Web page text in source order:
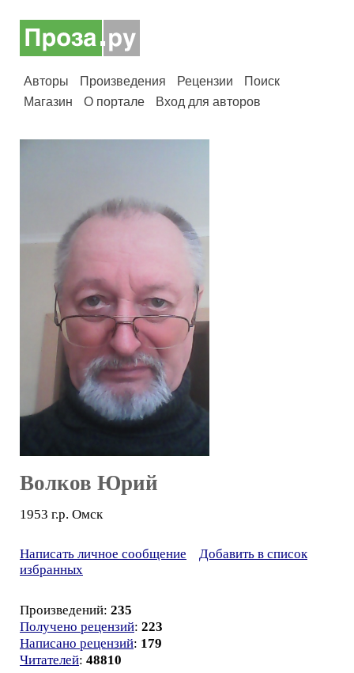
Авторы Произведения Рецензии
Поиск
Магазин
О портале Вход для авторов
Волков Юрий
1953 г.р. Омск
Написать личное сообщение
Добавить в список
избранных
Произведений: 235
Получено рецензий: 223
Написано рецензий: 179
Читателей: 48810